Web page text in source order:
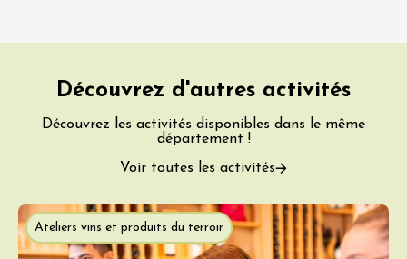
Découvrez d'autres activités
Découvrez les activités disponibles dans le même
département !
Voir toutes les activités
Ateliers vins et produits du terroir